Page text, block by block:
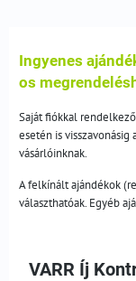
Ingyenes
os
Saját fiókkal
esetén is
vásárlóinknak.
A felkínált ajándékok
választhatóak. Egyéb
VARR Íj